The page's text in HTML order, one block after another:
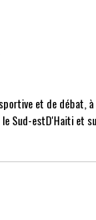
et de débat,
Sud-estD'Haiti et